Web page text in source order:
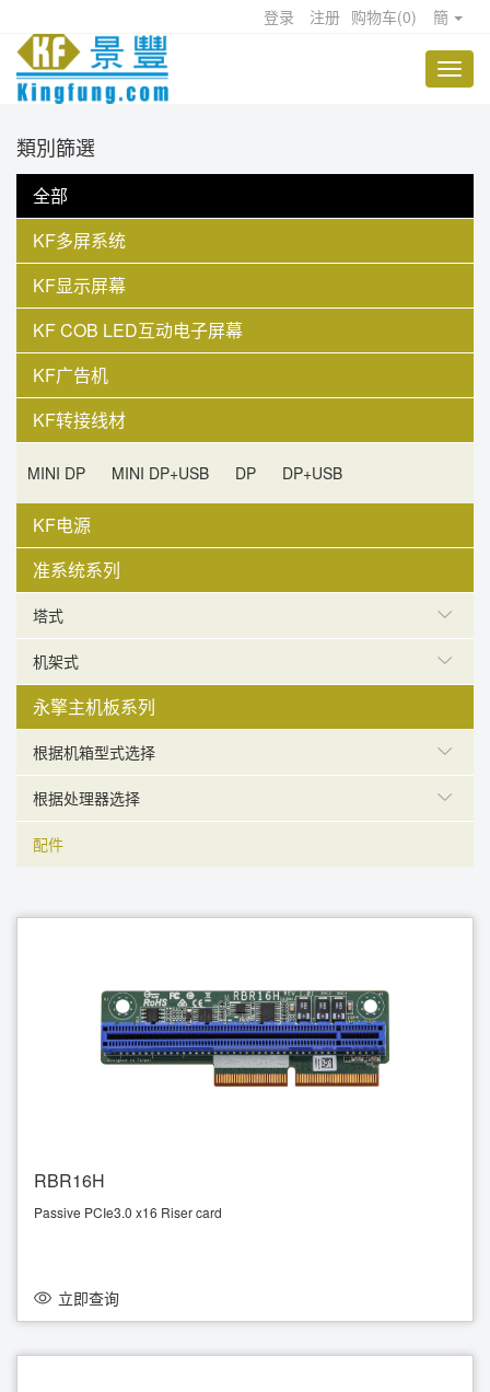
登录 注册 购物车(0) 簡
類別篩選
全部
KF多屏系统
KF显示屏幕
KF COB LED互动电子屏幕
KF广告机
KF转接线材
MINI DP MINI DP+USB DP DP+USB
KF电源
准系统系列
塔式
机架式
永擎主机板系列
根据机箱型式选择
根据处理器选择
配件
RBR16H
Passive PCIe3.0 x16 Riser card
立即查询